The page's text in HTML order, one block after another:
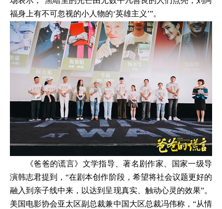
福身上有不可忽视的小人物的‘英雄主义’”。
《爸爸的谎言》文学指导、著名剧作家、国家一级导
演韩志君提到，“在剧本创作阶段，希望将社会议题更好的
融入到亲子线中来，以达到呈现真实、触动心灵的效果”。
美国电影协会亚太区副总裁兼中国大区总裁冯伟称，“从情